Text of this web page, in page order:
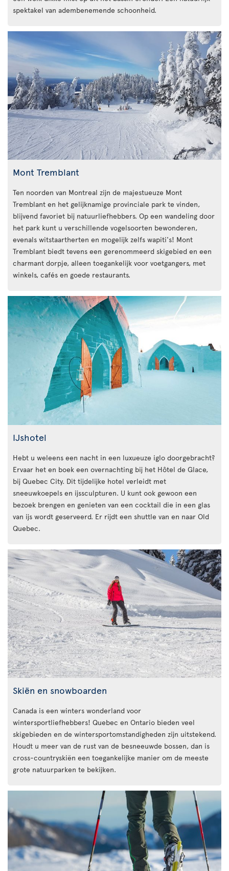
spektakel van adembenemende schoonheid.
Mont Tremblant
Ten noorden van Montreal zijn de majestueuze Mont
Tremblant en het gelijknamige provinciale park te vinden,
blijvend favoriet bij natuurliefhebbers. Op een wandeling door
het park kunt u verschillende vogelsoorten bewonderen,
evenals witstaartherten en mogelijk zelfs wapiti's! Mont
Tremblant biedt tevens een gerenommeerd skigebied en een
charmant dorpje, alleen toegankelijk voor voetgangers, met
winkels, cafés en goede restaurants.
IJshotel
Hebt u weleens een nacht in een luxueuze iglo doorgebracht?
Ervaar het en boek een overnachting bij het Hôtel de Glace,
bij Quebec City. Dit tijdelijke hotel verleidt met
sneeuwkoepels en ijssculpturen. U kunt ook gewoon een
bezoek brengen en genieten van een cocktail die in een glas
van ijs wordt geserveerd. Er rijdt een shuttle van en naar Old
Quebec.
Skiën en snowboarden
Canada is een winters wonderland voor
wintersportliefhebbers! Quebec en Ontario bieden veel
skigebieden en de wintersportomstandigheden zijn uitstekend.
Houdt u meer van de rust van de besneeuwde bossen, dan is
cross-countryskiën een toegankelijke manier om de meeste
grote natuurparken te bekijken.